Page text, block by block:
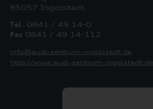
85057 Ingolstadt
Tel. 0841 / 49 14-0
Fax 0841 / 49 14-112
info@audi-zentrum-ingolstadt.de
http://www.audi-zentrum-ingolstadt.de